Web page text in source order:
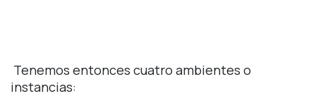
Tenemos entonces cuatro ambientes o
instancias: